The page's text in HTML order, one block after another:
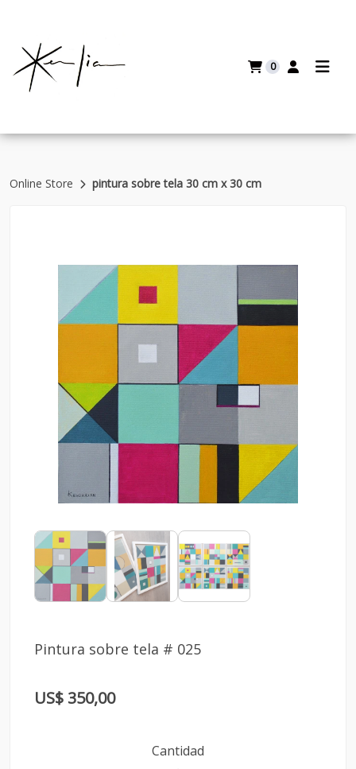
0
Online Store pintura sobre tela 30 cm x 30 cm
Pintura sobre tela # 025
US$ 350,00
Cantidad